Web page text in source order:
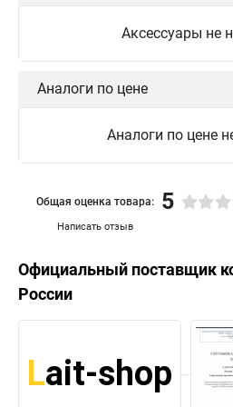
Светодиодные фигуры уличные
Светодиодные фигура купить
Что такое светодиодная фигура
Новогодние светодиодные фигуры
Аксессуары не
Аналоги по цене
Аналоги по цене
Написать отзыв
Общая оценка товара: 5
Официальный поставщик
России